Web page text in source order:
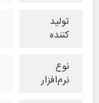
تولید
کننده
نوع
نرم‌افزار